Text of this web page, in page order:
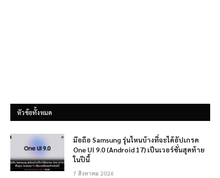
หัวข้อทั้งหมด
มือถือ Samsung รุ่นไหนบ้างที่จะได้อัปเกรด
One UI 9.0 (Android 17) เป็นเวอร์ชั่นสุดท้าย
ในปีนี้
7 สิงหาคม 2026